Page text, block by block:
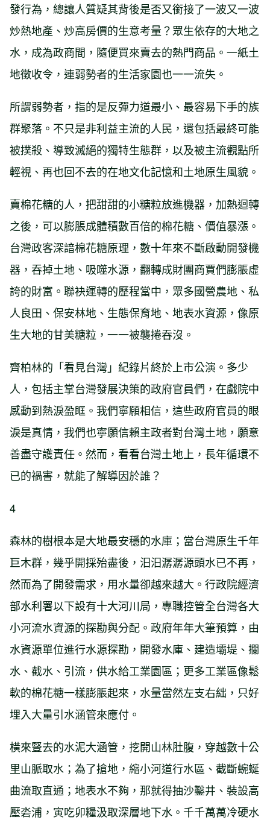
發行為，總讓人質疑其背後是否又銜接了一波又一波
炒熱地產、炒高房價的生意考量？眾生依存的大地之
水，成為政商間，隨便買來賣去的熱門商品。一紙土
地徵收令，連弱勢者的生活家園也一一流失。
所謂弱勢者，指的是反彈力道最小、最容易下手的族
群聚落。不只是非利益主流的人民，還包括最終可能
被撲殺、導致滅絕的獨特生態群，以及被主流觀點所
輕視、再也回不去的在地文化記憶和土地原生風貌。
賣棉花糖的人，把甜甜的小糖粒放進機器，加熱迴轉
之後，可以膨脹成體積數百倍的棉花糖、價值暴漲。
台灣政客深諳棉花糖原理，數十年來不斷啟動開發機
器，吞掉土地、吸噬水源，翻轉成財團商賈們膨脹虛
誇的財富。聯袂運轉的歷程當中，眾多國營農地、私
人良田、保安林地、生態保育地、地表水資源，像原
生大地的甘美糖粒，一一被襲捲吞沒。
齊柏林的「看見台灣」紀錄片終於上市公演。多少
人，包括主掌台灣發展決策的政府官員們，在戲院中
感動到熱淚盈眶。我們寧願相信，這些政府官員的眼
淚是真情，我們也寧願信賴主政者對台灣土地，願意
善盡守護責任。然而，看看台灣土地上，長年循環不
已的禍害，就能了解導因於誰？
4
森林的樹根本是大地最安穩的水庫；當台灣原生千年
巨木群，幾乎開採殆盡後，汨汨潺潺源頭水已不再，
然而為了開發需求，用水量卻越來越大。行政院經濟
部水利署以下設有十大河川局，專職控管全台灣各大
小河流水資源的探勘與分配。政府年年大筆預算，由
水資源單位進行水源探勘，開發水庫、建造壩堤、攔
水、截水、引流，供水給工業園區；更多工業區像鬆
軟的棉花糖一樣膨脹起來，水量當然左支右絀，只好
埋入大量引水涵管來應付。
橫來豎去的水泥大涵管，挖開山林肚腹，穿越數十公
里山脈取水；為了搶地，縮小河道行水區、截斷蜿蜒
曲流取直通；地表水不夠，那就得抽沙鑿井、裝設高
壓沯浦，寅吃卯糧汲取深層地下水。千千萬萬冷硬水